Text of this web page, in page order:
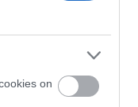
on
Archívum